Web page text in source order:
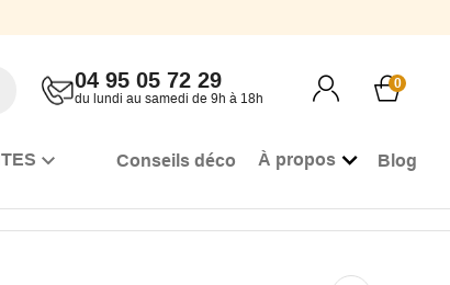
Conseils déco À propos Blog
04 95 05 72 29
du lundi au samedi de 9h à 18h
0